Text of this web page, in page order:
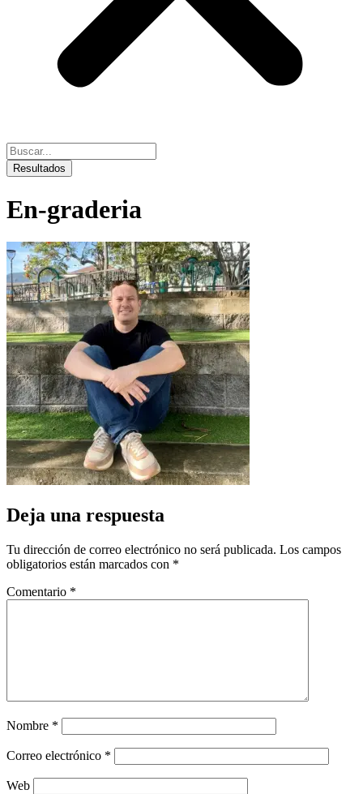
Search
...Resultados
En-graderia
Deja una respuesta
Tu dirección de correo electrónico no será publicada. Los campos
obligatorios están marcados con *
Comentario *
Nombre *
Correo electrónico *
Web